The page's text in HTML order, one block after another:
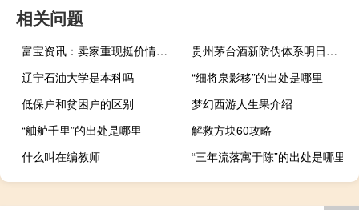
相关问题
富宝资讯：卖家重现挺价情绪今日电池级碳酸锂上涨1500元/吨
贵州茅台酒新防伪体系明日正式启用
辽宁石油大学是本科吗
“细将泉影移”的出处是哪里
低保户和贫困户的区别
梦幻西游人生果介绍
“舳舻千里”的出处是哪里
解救方块60攻略
什么叫在编教师
“三年流落寓于陈”的出处是哪里